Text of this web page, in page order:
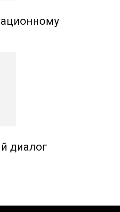
диалог